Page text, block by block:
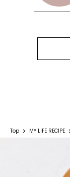
Top MY LIFE RECIPE